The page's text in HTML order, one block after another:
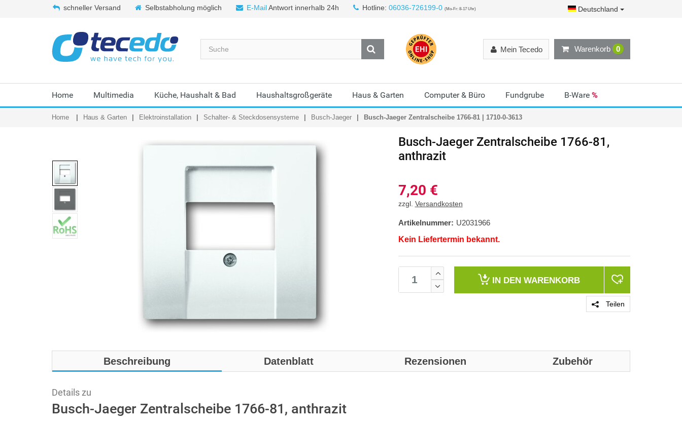
schneller Versand Selbstabholung möglich E-MailAntwort innerhalb 24h Hotline: 06036-726199-0 (Mo-Fr: 8-17 Uhr) Deutschland
Warenkorb 0
Mein Tecedo
Home Multimedia Küche, Haushalt & Bad Haushaltsgroßgeräte Haus & Garten Computer & Büro Fundgrube B-Ware %
Home Haus & Garten Elektroinstallation Schalter- & Steckdosensysteme Busch-Jaeger Busch-Jaeger Zentralscheibe 1766-81 | 1710-0-3613
Busch-Jaeger Zentralscheibe 1766-81,
anthrazit
7,20 €
zzgl. Versandkosten
Artikelnummer: U2031966
Kein Liefertermin bekannt.
IN DEN WARENKORB
Teilen
Beschreibung Datenblatt Rezensionen Zubehör
Details zu
Busch-Jaeger Zentralscheibe 1766-81, anthrazit